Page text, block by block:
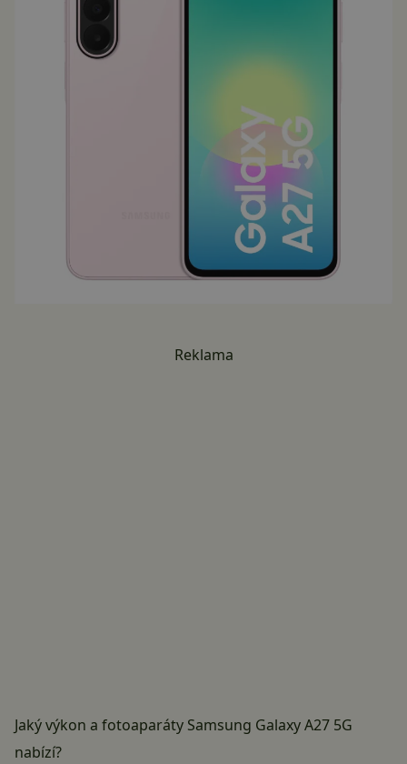
Reklama
Jaký výkon a fotoaparáty Samsung Galaxy A27 5G
nabízí?